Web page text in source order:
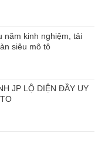
năm kinh nghiệm, tải
siêu mô tô
JP LỘ DIỆN ĐẦY UY